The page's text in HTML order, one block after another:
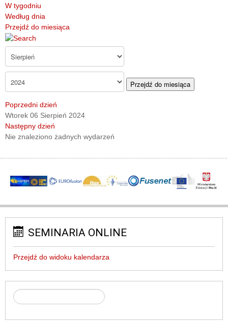
W tygodniu
Według dnia
Przejdź do miesiąca
Przejdź do miesiąca
Poprzedni dzień
Wtorek 06 Sierpień 2024
Następny dzień
Nie znaleziono żadnych wydarzeń
SEMINARIA ONLINE
Przejdź do widoku kalendarza